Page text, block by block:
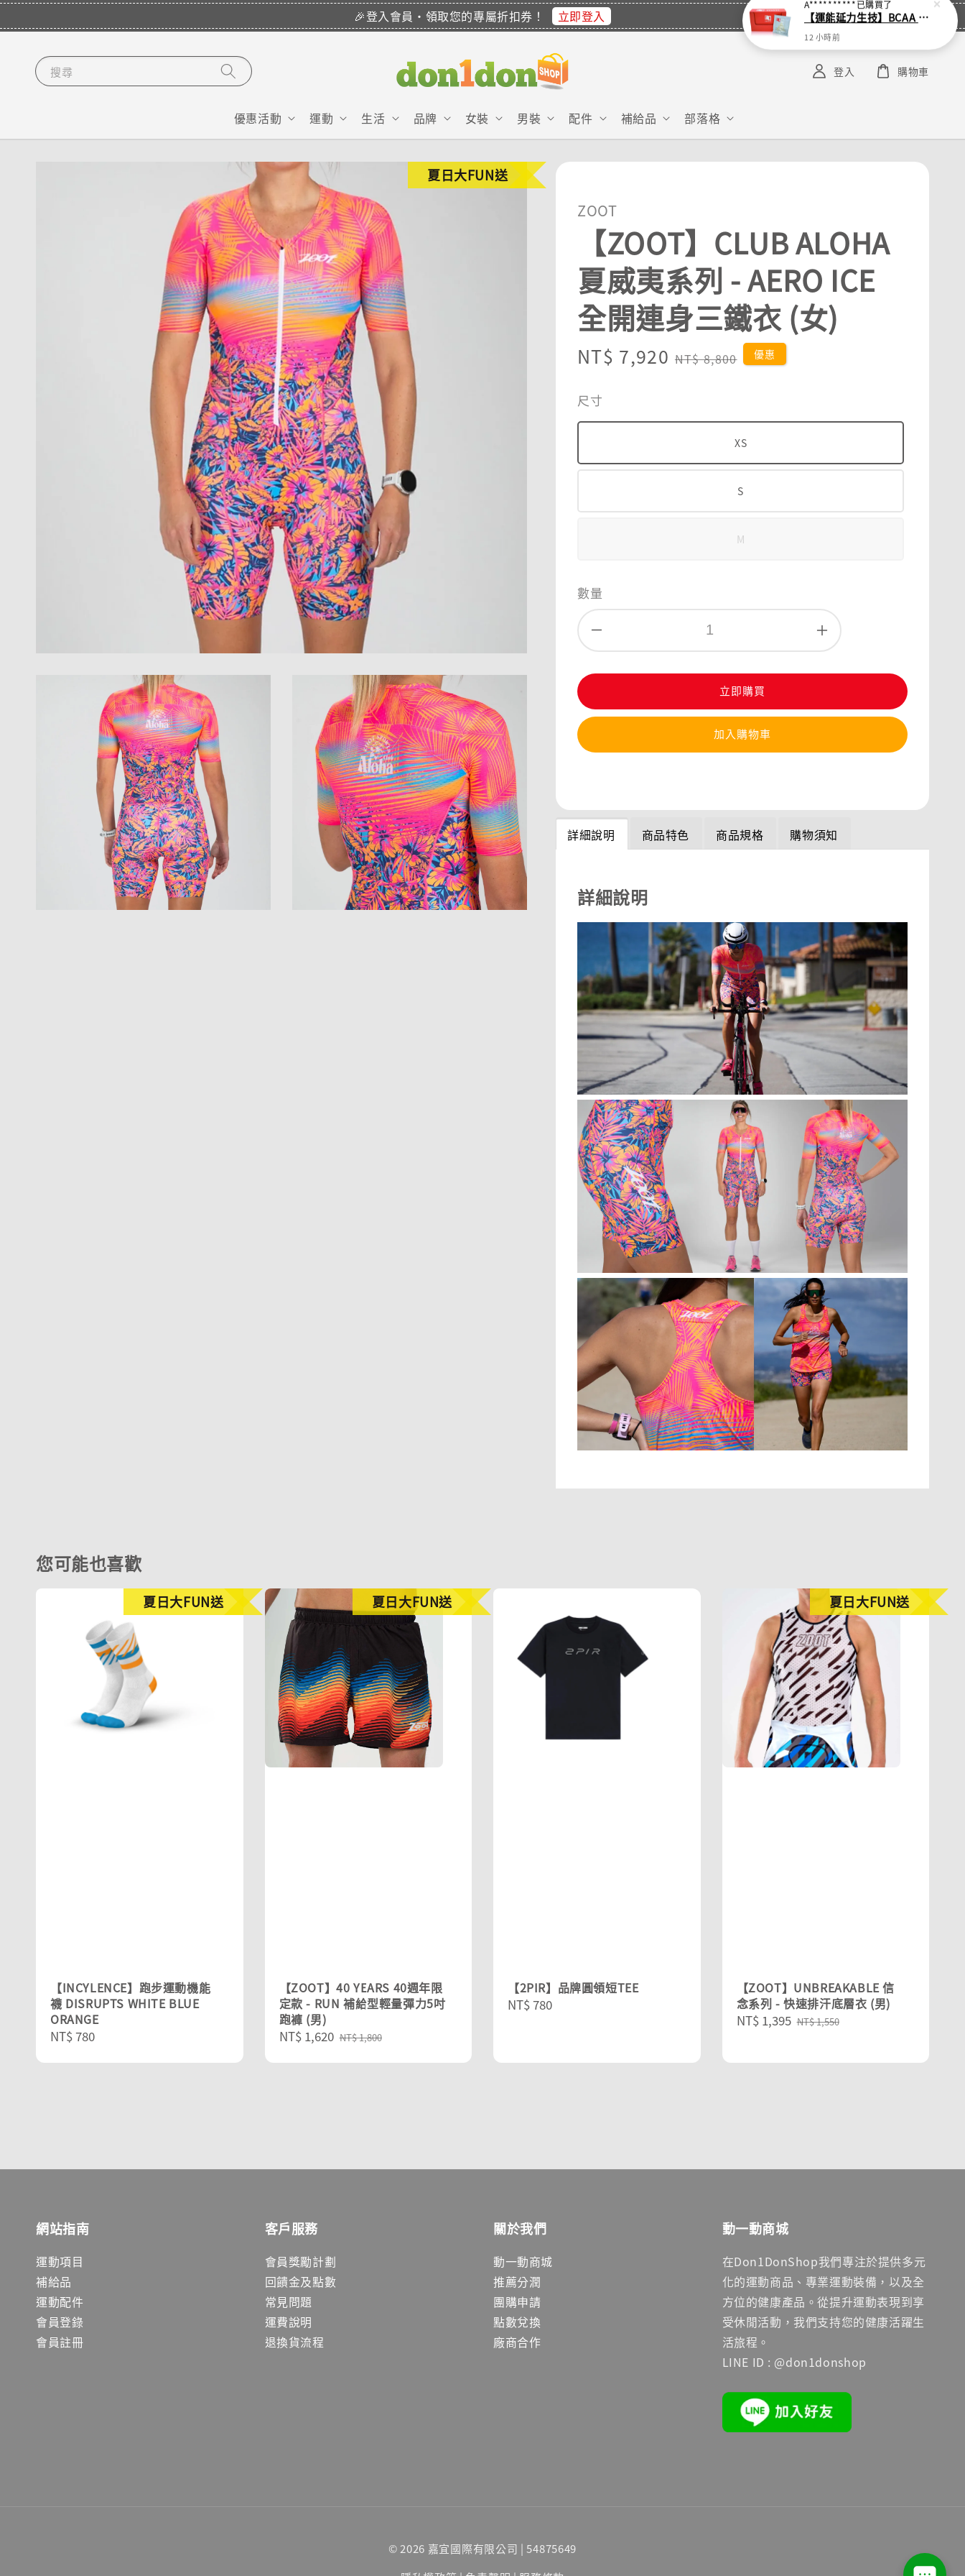
🎉登入會員・領取您的專屬折扣券！ 立即登入
搜尋
優惠活動 運動 生活 品牌 女裝 男裝 配件 補給品 部落格
登入 購物車
夏日大FUN送
ZOOT
【ZOOT】CLUB ALOHA
夏威夷系列 - AERO ICE
全開連身三鐵衣 (女)
Sale
NT$ 7,920 Regular
NT$ 8,800 優惠
尺寸
XS
S
M
數量
立即購買
加入購物車
詳細說明 商品特色 商品規格 購物須知
詳細說明
您可能也喜歡
夏日大FUN送
【INCYLENCE】跑步運動機能
襪 DISRUPTS WHITE BLUE
ORANGE
Regular
NT$ 780
夏日大FUN送
【ZOOT】40 YEARS 40週年限
定款 - RUN 補給型輕量彈力5吋
跑褲 (男)
Sale
NT$ 1,620 Regular
NT$ 1,800
【2PIR】品牌圓領短TEE
Regular
NT$ 780
夏日大FUN送
【ZOOT】UNBREAKABLE 信
念系列 - 快速排汗底層衣 (男)
Sale
NT$ 1,395 Regular
NT$ 1,550
網站指南
運動項目
補給品
運動配件
會員登錄
會員註冊
客戶服務
會員獎勵計劃
回饋金及點數
常見問題
運費說明
退換貨流程
關於我們
動一動商城
推薦分潤
團購申請
點數兌換
廠商合作
動一動商城
在Don1DonShop我們專注於提供多元
化的運動商品、專業運動裝備，以及全
方位的健康產品。從提升運動表現到享
受休閒活動，我們支持您的健康活躍生
活旅程。
LINE ID : @don1donshop
© 2026 嘉宜國際有限公司 | 54875649
A**********已購買了
12 小時前